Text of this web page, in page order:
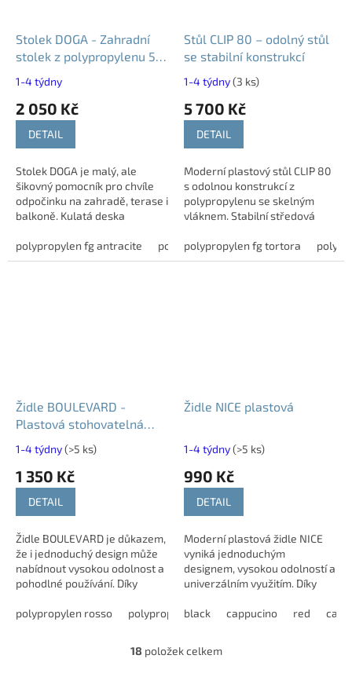
Stolek DOGA - Zahradní
stolek z polypropylenu 50
1-4 týdny
2 050 Kč
DETAIL
Stolek DOGA je malý, ale
šikovný pomocník pro chvíle
odpočinku na zahradě, terase i
balkoně. Kulatá deska
kávu, knihu nebo letní
občerstvení. Díky...
polypropylen fg antracite polypropylen fg bianco
Stůl CLIP 80 – odolný stůl
se stabilní konstrukcí
1-4 týdny(3 ks)
5 700 Kč
DETAIL
Moderní plastový stůl CLIP 80
s odolnou konstrukcí z
polypropylenu se skelným
vláknem. Stabilní středová
použití do interiéru i
venkovních prostor.
polypropylen fg tortora
Židle BOULEVARD -
Plastová stohovatelná
židle do interiéru i
exteriéru
1-4 týdny(>5 ks)
1 350 Kč
DETAIL
Židle BOULEVARD je důkazem,
že i jednoduchý design může
nabídnout vysokou odolnost a
pohodlné používání. Díky
šetří místo při skladování a
polypropylen rosso polypropylen antracite polypropylen
Židle NICE plastová
1-4 týdny(>5 ks)
990 Kč
DETAIL
Moderní plastová židle NICE
vyniká jednoduchým
designem, vysokou odolností a
univerzálním využitím. Díky
skelným vláknem je vhodná do
black cappucino red cat
O
18 položek celkem